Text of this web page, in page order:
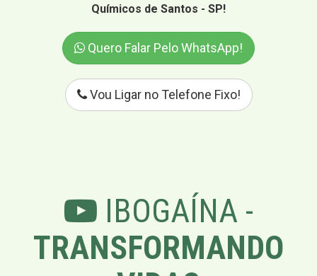
Químicos de Santos - SP!
Quero Falar Pelo WhatsApp!
Vou Ligar no Telefone Fixo!
IBOGAÍNA -
TRANSFORMANDO